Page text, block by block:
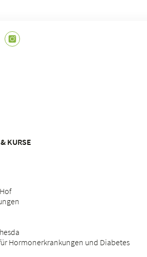
KURSE
Hormonerkrankungen und Diabetes